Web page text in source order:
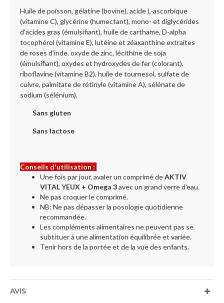
Huile de poisson, gélatine (bovine), acide L-ascorbique
(vitamine C), glycérine (humectant), mono- et diglycérides
d'acides gras (émulsifiant), huile de carthame, D-alpha
tocophérol (vitamine E), lutéine et zéaxanthine extraites
de roses d’inde, oxyde de zinc, lécithine de soja
(émulsifiant), oxydes et hydroxydes de fer (colorant),
riboflavine (vitamine B2), huile de tournesol, sulfate de
cuivre, palmitate de rétinyle (vitamine A), sélénate de
sodium (sélénium).
Sans gluten
Sans lactose
Conseils d'utilisation :
Une fois par jour, avaler un comprimé deAKTIV
VITAL YEUX + Omega 3avec un grand verre d'eau.
Ne pas croquer le comprimé.
NB: Ne pas dépasser la posologie quotidienne
recommandée.
Les compléments alimentaires ne peuvent pas se
subtituer à une alimentation équilibrée et variée.
Tenir hors de la portée et de la vue des enfants.
AVIS